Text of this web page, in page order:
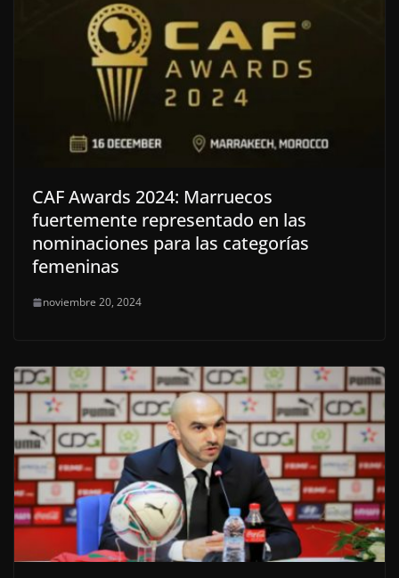
CAF Awards 2024: Marruecos
fuertemente representado en las
nominaciones para las categorías
femeninas
noviembre 20, 2024